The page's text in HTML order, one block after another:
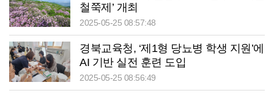
철쭉제’ 개최
2025-05-25 08:57:48
경북교육청, ‘제1형 당뇨병 학생 지원’에
AI 기반 실전 훈련 도입
2025-05-25 08:56:49